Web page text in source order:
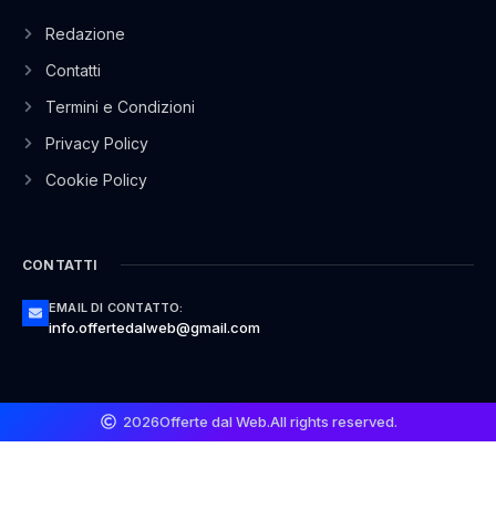
Redazione
Contatti
Termini e Condizioni
Privacy Policy
Cookie Policy
CONTATTI
EMAIL DI CONTATTO:
info.offertedalweb@gmail.com
2026Offerte dal Web.All rights reserved.